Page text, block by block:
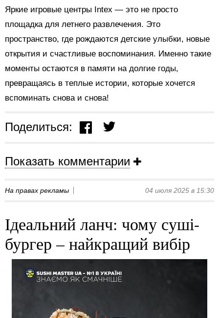
Яркие игровые центры Intex — это не просто
площадка для летнего развлечения. Это
пространство, где рождаются детские улыбки, новые
открытия и счастливые воспоминания. Именно такие
моменты остаются в памяти на долгие годы,
превращаясь в теплые истории, которые хочется
вспоминать снова и снова!
Поделиться:
Показать комментарии
На правах рекламы 04 июля 2025 в 15:30
Ідеальний ланч: чому суші-
бургер – найкращий вибір